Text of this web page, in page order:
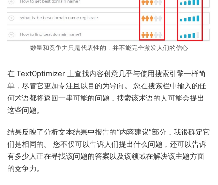
数量和竞争力只是代表性的，并不能完全激发人们的信心
在 TextOptimizer 上查找内容创意几乎与使用搜索引擎一样简
单，尽管它更加专注且以目的为导向。 您在搜索栏中输入的任
何术语都将返回一串可能的问题，搜索该术语的人可能会提出
这些问题。
结果反映了分析文本结果中报告的“内容建议”部分，我很确定它
们是相同的。 您不仅可以告诉人们提出什么问题，还可以告诉
有多少人正在寻找该问题的答案以及该领域在解决该主题方面
的竞争力。